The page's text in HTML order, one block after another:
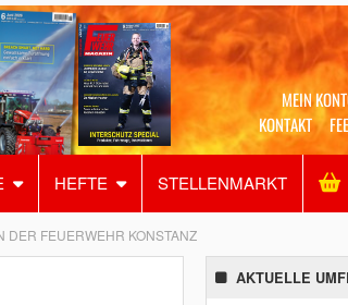
MEIN
KONTAKT
HEFTE STELLENMARKTAlles
DER FEUERWEHR KONSTANZ
AKTUELLE